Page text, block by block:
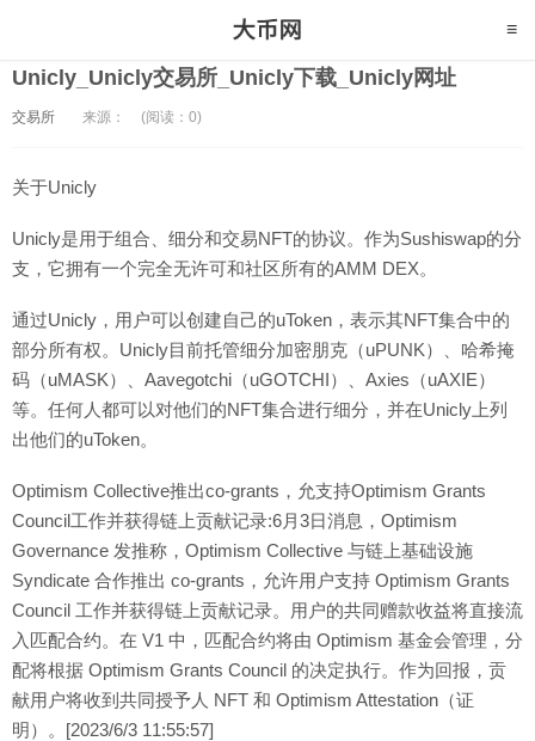
Unicly_Unicly交易所_Unicly下载_Unicly网址
交易所 来源： (阅读：0)
关于Unicly
Unicly是用于组合、细分和交易NFT的协议。作为Sushiswap的分
支，它拥有一个完全无许可和社区所有的AMM DEX。
通过Unicly，用户可以创建自己的uToken，表示其NFT集合中的
部分所有权。Unicly目前托管细分加密朋克（uPUNK）、哈希掩
码（uMASK）、Aavegotchi（uGOTCHI）、Axies（uAXIE）
等。任何人都可以对他们的NFT集合进行细分，并在Unicly上列
出他们的uToken。
Optimism Collective推出co-grants，允支持Optimism Grants
Council工作并获得链上贡献记录:6月3日消息，Optimism
Governance 发推称，Optimism Collective 与链上基础设施
Syndicate 合作推出 co-grants，允许用户支持 Optimism Grants
Council 工作并获得链上贡献记录。用户的共同赠款收益将直接流
入匹配合约。在 V1 中，匹配合约将由 Optimism 基金会管理，分
配将根据 Optimism Grants Council 的决定执行。作为回报，贡
献用户将收到共同授予人 NFT 和 Optimism Attestation（证
明）。[2023/6/3 11:55:57]